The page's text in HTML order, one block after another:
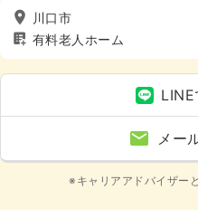
川口市
有料老人ホーム
LINE
メー
※キャリアアドバイザー